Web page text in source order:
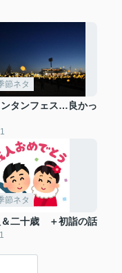
節ネタ
タンフェス…良かっ
節ネタ
＆二十歳 ＋初詣の話